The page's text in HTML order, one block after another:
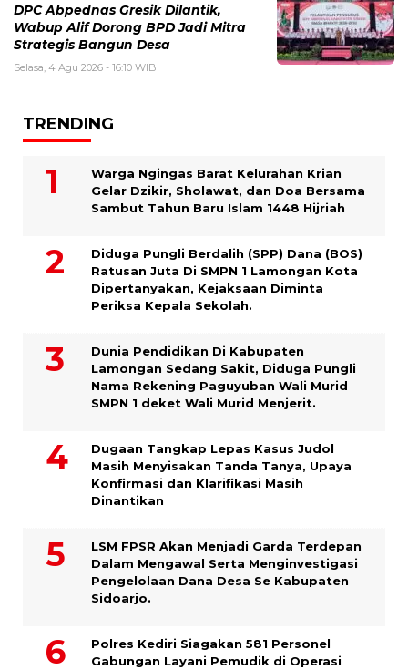
DPC Abpednas Gresik Dilantik,
Wabup Alif Dorong BPD Jadi Mitra
Strategis Bangun Desa
Selasa, 4 Agu 2026 - 16:10 WIB
TRENDING
Warga Ngingas Barat Kelurahan Krian
Gelar Dzikir, Sholawat, dan Doa Bersama
Sambut Tahun Baru Islam 1448 Hijriah
Diduga Pungli Berdalih (SPP) Dana (BOS)
Ratusan Juta Di SMPN 1 Lamongan Kota
Dipertanyakan, Kejaksaan Diminta
Periksa Kepala Sekolah.
Dunia Pendidikan Di Kabupaten
Lamongan Sedang Sakit, Diduga Pungli
Nama Rekening Paguyuban Wali Murid
SMPN 1 deket Wali Murid Menjerit.
Dugaan Tangkap Lepas Kasus Judol
Masih Menyisakan Tanda Tanya, Upaya
Konfirmasi dan Klarifikasi Masih
Dinantikan
LSM FPSR Akan Menjadi Garda Terdepan
Dalam Mengawal Serta Menginvestigasi
Pengelolaan Dana Desa Se Kabupaten
Sidoarjo.
Polres Kediri Siagakan 581 Personel
Gabungan Layani Pemudik di Operasi